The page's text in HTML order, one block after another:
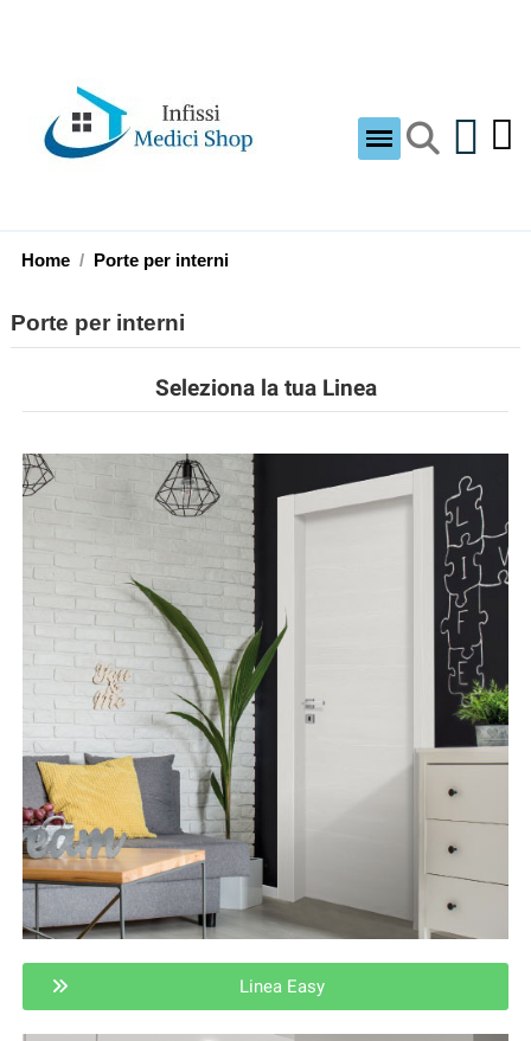
Home Porte per interni
Porte per interni
Seleziona la tua Linea
Linea Easy